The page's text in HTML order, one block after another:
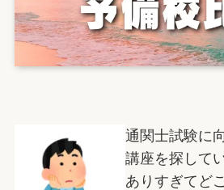
通関士試験に
講座を探して
ありすぎてど